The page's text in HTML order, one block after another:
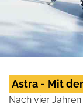
Astra - Mit
Nach vier Jahren